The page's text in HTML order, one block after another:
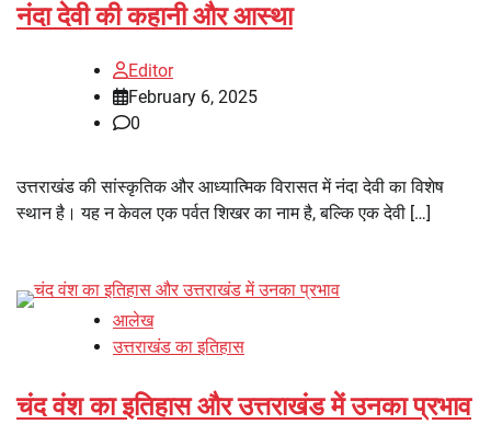
नंदा देवी की कहानी और आस्था
Editor
February 6, 2025
0
उत्तराखंड की सांस्कृतिक और आध्यात्मिक विरासत में नंदा देवी का विशेष
स्थान है। यह न केवल एक पर्वत शिखर का नाम है, बल्कि एक देवी […]
आलेख
उत्तराखंड का इतिहास
चंद वंश का इतिहास और उत्तराखंड में उनका प्रभाव